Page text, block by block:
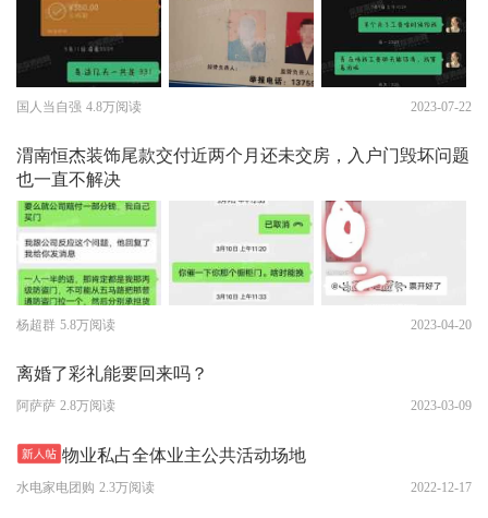
国人当自强 4.8万阅读 2023-07-22
渭南恒杰装饰尾款交付近两个月还未交房，入户门毁坏问题
也一直不解决
杨超群 5.8万阅读 2023-04-20
离婚了彩礼能要回来吗？
阿萨萨 2.8万阅读 2023-03-09
物业私占全体业主公共活动场地
水电家电团购 2.3万阅读 2022-12-17